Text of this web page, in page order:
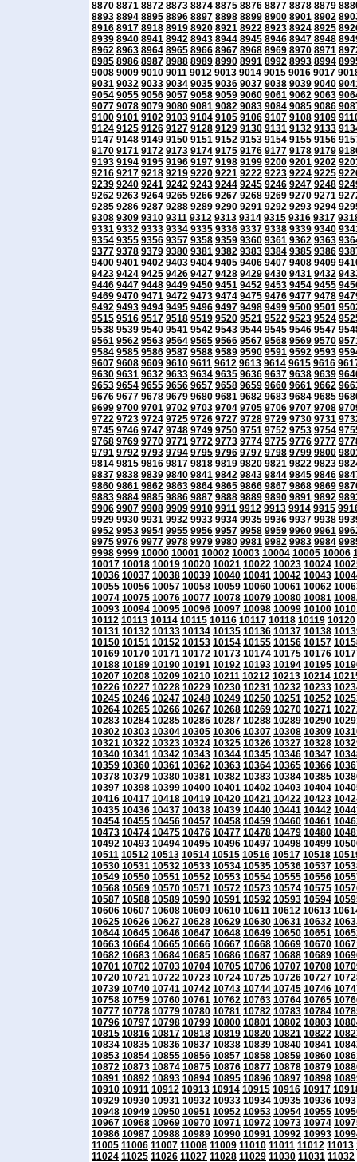
8870 8871 8872 8873 8874 8875 8876 8877 8878 8879
8893 8894 8895 8896 8897 8898 8899 8900 8901 8902
8916 8917 8918 8919 8920 8921 8922 8923 8924 8925
8939 8940 8941 8942 8943 8944 8945 8946 8947 8948
8962 8963 8964 8965 8966 8967 8968 8969 8970 8971
8985 8986 8987 8988 8989 8990 8991 8992 8993 8994
9008 9009 9010 9011 9012 9013 9014 9015 9016 9017
9031 9032 9033 9034 9035 9036 9037 9038 9039 9040
9054 9055 9056 9057 9058 9059 9060 9061 9062 9063
9077 9078 9079 9080 9081 9082 9083 9084 9085 9086
9100 9101 9102 9103 9104 9105 9106 9107 9108 9109
9124 9125 9126 9127 9128 9129 9130 9131 9132 9133
9147 9148 9149 9150 9151 9152 9153 9154 9155 9156
9170 9171 9172 9173 9174 9175 9176 9177 9178 9179
9193 9194 9195 9196 9197 9198 9199 9200 9201 9202
9216 9217 9218 9219 9220 9221 9222 9223 9224 9225
9239 9240 9241 9242 9243 9244 9245 9246 9247 9248
9262 9263 9264 9265 9266 9267 9268 9269 9270 9271
9285 9286 9287 9288 9289 9290 9291 9292 9293 9294
9308 9309 9310 9311 9312 9313 9314 9315 9316 9317
9331 9332 9333 9334 9335 9336 9337 9338 9339 9340
9354 9355 9356 9357 9358 9359 9360 9361 9362 9363
9377 9378 9379 9380 9381 9382 9383 9384 9385 9386
9400 9401 9402 9403 9404 9405 9406 9407 9408 9409
9423 9424 9425 9426 9427 9428 9429 9430 9431 9432
9446 9447 9448 9449 9450 9451 9452 9453 9454 9455
9469 9470 9471 9472 9473 9474 9475 9476 9477 9478
9492 9493 9494 9495 9496 9497 9498 9499 9500 9501
9515 9516 9517 9518 9519 9520 9521 9522 9523 9524
9538 9539 9540 9541 9542 9543 9544 9545 9546 9547
9561 9562 9563 9564 9565 9566 9567 9568 9569 9570
9584 9585 9586 9587 9588 9589 9590 9591 9592 9593
9607 9608 9609 9610 9611 9612 9613 9614 9615 9616
9630 9631 9632 9633 9634 9635 9636 9637 9638 9639
9653 9654 9655 9656 9657 9658 9659 9660 9661 9662
9676 9677 9678 9679 9680 9681 9682 9683 9684 9685
9699 9700 9701 9702 9703 9704 9705 9706 9707 9708
9722 9723 9724 9725 9726 9727 9728 9729 9730 9731
9745 9746 9747 9748 9749 9750 9751 9752 9753 9754
9768 9769 9770 9771 9772 9773 9774 9775 9776 9777
9791 9792 9793 9794 9795 9796 9797 9798 9799 9800
9814 9815 9816 9817 9818 9819 9820 9821 9822 9823
9837 9838 9839 9840 9841 9842 9843 9844 9845 9846
9860 9861 9862 9863 9864 9865 9866 9867 9868 9869
9883 9884 9885 9886 9887 9888 9889 9890 9891 9892
9906 9907 9908 9909 9910 9911 9912 9913 9914 9915
9929 9930 9931 9932 9933 9934 9935 9936 9937 9938
9952 9953 9954 9955 9956 9957 9958 9959 9960 9961
9975 9976 9977 9978 9979 9980 9981 9982 9983 9984
9998 9999 10000 10001 10002 10003 10004 10005 10006
10017 10018 10019 10020 10021 10022 10023 10024
10036 10037 10038 10039 10040 10041 10042 10043
10055 10056 10057 10058 10059 10060 10061 10062
10074 10075 10076 10077 10078 10079 10080 10081
10093 10094 10095 10096 10097 10098 10099 10100
10112 10113 10114 10115 10116 10117 10118 10119 10120
10131 10132 10133 10134 10135 10136 10137 10138
10150 10151 10152 10153 10154 10155 10156 10157
10169 10170 10171 10172 10173 10174 10175 10176
10188 10189 10190 10191 10192 10193 10194 10195
10207 10208 10209 10210 10211 10212 10213 10214
10226 10227 10228 10229 10230 10231 10232 10233
10245 10246 10247 10248 10249 10250 10251 10252
10264 10265 10266 10267 10268 10269 10270 10271
10283 10284 10285 10286 10287 10288 10289 10290
10302 10303 10304 10305 10306 10307 10308 10309
10321 10322 10323 10324 10325 10326 10327 10328
10340 10341 10342 10343 10344 10345 10346 10347
10359 10360 10361 10362 10363 10364 10365 10366
10378 10379 10380 10381 10382 10383 10384 10385
10397 10398 10399 10400 10401 10402 10403 10404
10416 10417 10418 10419 10420 10421 10422 10423
10435 10436 10437 10438 10439 10440 10441 10442
10454 10455 10456 10457 10458 10459 10460 10461
10473 10474 10475 10476 10477 10478 10479 10480
10492 10493 10494 10495 10496 10497 10498 10499
10511 10512 10513 10514 10515 10516 10517 10518
10530 10531 10532 10533 10534 10535 10536 10537
10549 10550 10551 10552 10553 10554 10555 10556
10568 10569 10570 10571 10572 10573 10574 10575
10587 10588 10589 10590 10591 10592 10593 10594
10606 10607 10608 10609 10610 10611 10612 10613
10625 10626 10627 10628 10629 10630 10631 10632
10644 10645 10646 10647 10648 10649 10650 10651
10663 10664 10665 10666 10667 10668 10669 10670
10682 10683 10684 10685 10686 10687 10688 10689
10701 10702 10703 10704 10705 10706 10707 10708
10720 10721 10722 10723 10724 10725 10726 10727
10739 10740 10741 10742 10743 10744 10745 10746
10758 10759 10760 10761 10762 10763 10764 10765
10777 10778 10779 10780 10781 10782 10783 10784
10796 10797 10798 10799 10800 10801 10802 10803
10815 10816 10817 10818 10819 10820 10821 10822
10834 10835 10836 10837 10838 10839 10840 10841
10853 10854 10855 10856 10857 10858 10859 10860
10872 10873 10874 10875 10876 10877 10878 10879
10891 10892 10893 10894 10895 10896 10897 10898
10910 10911 10912 10913 10914 10915 10916 10917
10929 10930 10931 10932 10933 10934 10935 10936
10948 10949 10950 10951 10952 10953 10954 10955
10967 10968 10969 10970 10971 10972 10973 10974
10986 10987 10988 10989 10990 10991 10992 10993
11005 11006 11007 11008 11009 11010 11011 11012 11013
11024 11025 11026 11027 11028 11029 11030 11031 11032